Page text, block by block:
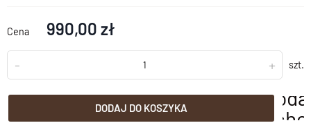
Cena 990,00 zł
- + szt.
DODAJ DO KOSZYKA